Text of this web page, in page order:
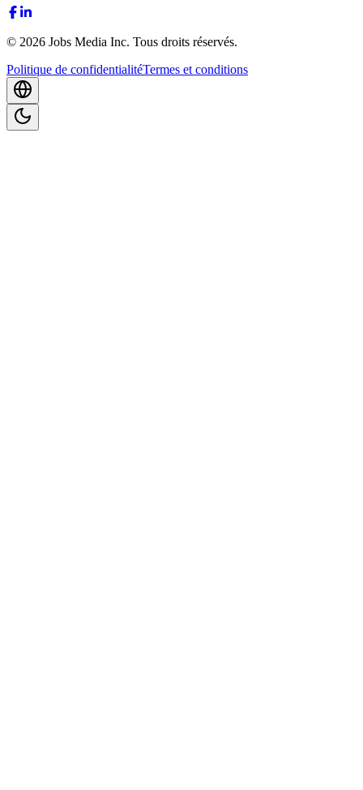
© 2026 Jobs Media Inc. Tous droits réservés.
Politique de confidentialitéTermes et conditions